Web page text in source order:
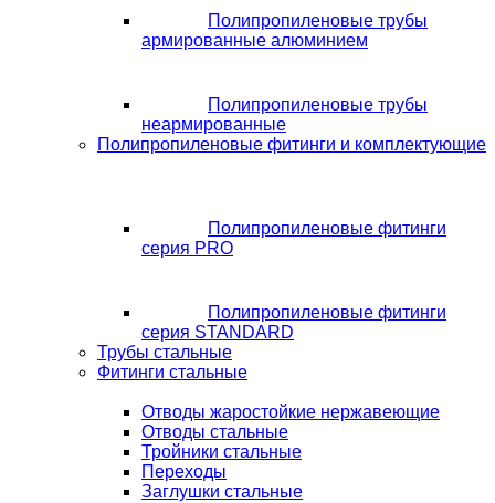
Полипропиленовые трубы
армированные алюминием
Полипропиленовые трубы
неармированные
Полипропиленовые фитинги и комплектующие
Полипропиленовые фитинги
серия PRO
Полипропиленовые фитинги
серия STANDARD
Трубы стальные
Фитинги стальные
Отводы жаростойкие нержавеющие
Отводы стальные
Тройники стальные
Переходы
Заглушки стальные